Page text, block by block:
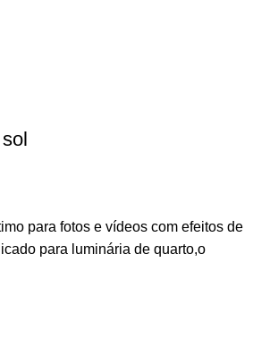
para fotos e vídeos com efeitos de
para luminária de quarto,o